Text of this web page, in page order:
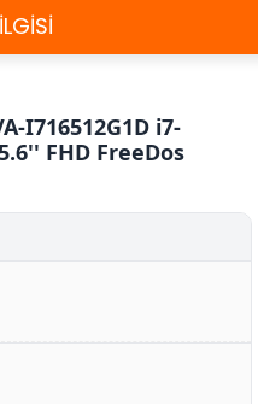
I716512G1D i7-
FHD FreeDos